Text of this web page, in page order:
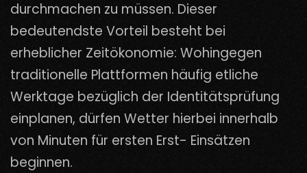
durchmachen zu müssen. Dieser
bedeutendste Vorteil besteht bei
erheblicher Zeitökonomie: Wohingegen
traditionelle Plattformen häufig etliche
Werktage bezüglich der Identitätsprüfung
einplanen, dürfen Wetter hierbei innerhalb
von Minuten für ersten Erst- Einsätzen
beginnen.